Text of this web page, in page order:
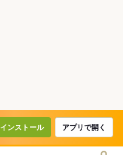
インストール アプリで開く